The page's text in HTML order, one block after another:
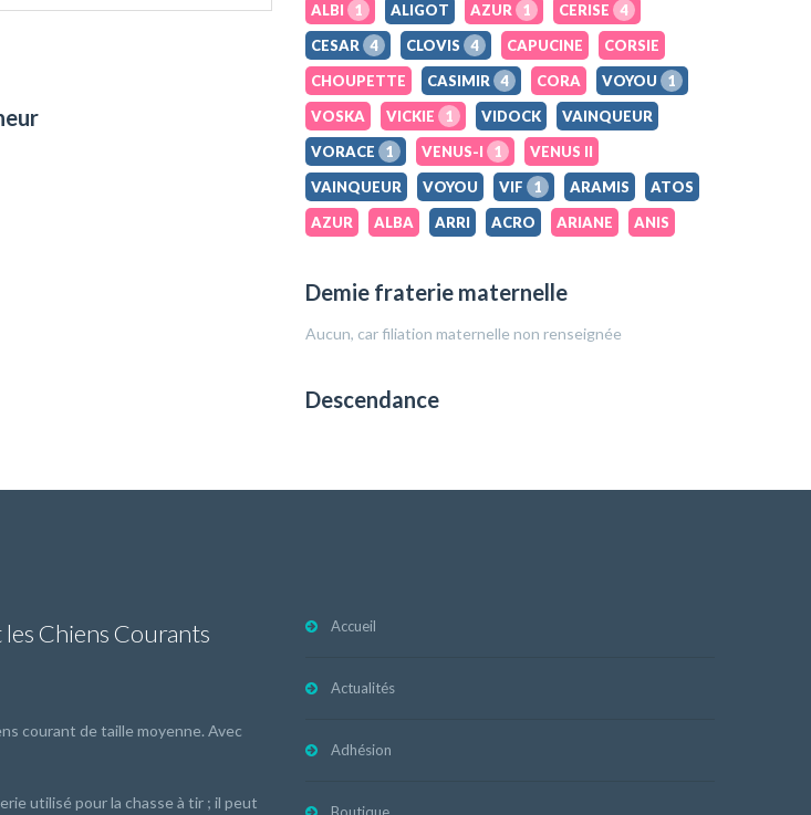
ALBI
1 ALIGOT AZUR 1 CERISE
4
CESAR
4 CLOVIS 4 CAPUCINE
CORSIE
CHOUPETTE
CASIMIR 4 CORA VOYOU
1
VOSKA
VICKIE 1 VIDOCK
VAINQUEUR
VORACE
1 VENUS-I 1
VENUS II
VAINQUEUR
VOYOU VIF 1 ARAMIS
ATOS
AZUR
ALBA ARRI ACRO ARIANE ANIS
Demie fraterie maternelle
Aucun, car filiation maternelle non renseignée
Descendance
Chiens Courants
courant de taille moyenne. Avec
utilisé pour la chasse à tir ; il peut
Accueil
Actualités
Adhésion